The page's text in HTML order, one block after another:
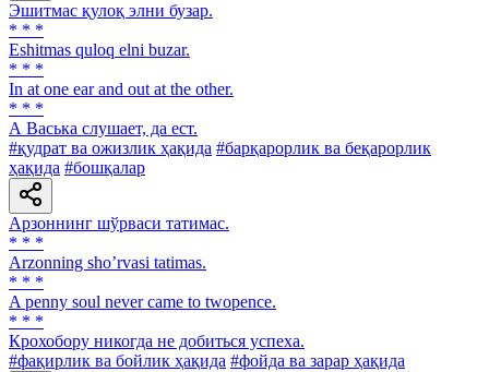
Эшитмас қулоқ элни бузар.
* * *
Eshitmas quloq elni buzar.
* * *
In at one ear and out at the other.
* * *
А Васька слушает, да ест.
#қудрат ва ожизлик ҳақида #барқарорлик ва беқарорлик
ҳақида #бошқалар
Арзоннинг шўрваси татимас.
* * *
Аrzonning shoʼrvasi tatimas.
* * *
A penny soul never came to twopence.
* * *
Крохобору никогда не добиться успеха.
#фақирлик ва бойлик ҳақида #фойда ва зарар ҳақида